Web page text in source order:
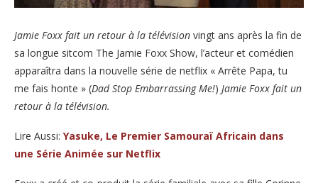
Jamie Foxx fait un retour à la télévision vingt ans après la fin de
sa longue sitcom The Jamie Foxx Show, l’acteur et comédien
apparaîtra dans la nouvelle série de netflix « Arrête Papa, tu
me fais honte » (Dad Stop Embarrassing Me!) Jamie Foxx fait un
retour à la télévision.
Lire Aussi: Yasuke, Le Premier Samouraï Africain dans
une Série Animée sur Netflix